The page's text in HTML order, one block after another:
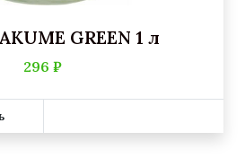
GREEN 1 л
296 ₽